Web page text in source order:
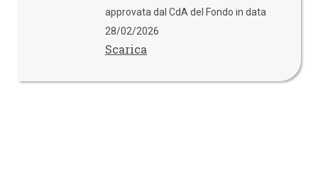
approvata dal CdA del Fondo in data
28/02/2026
Scarica